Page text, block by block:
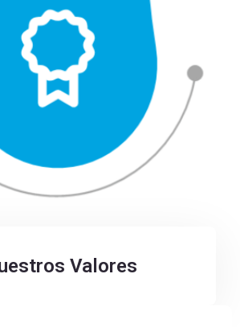
Valores